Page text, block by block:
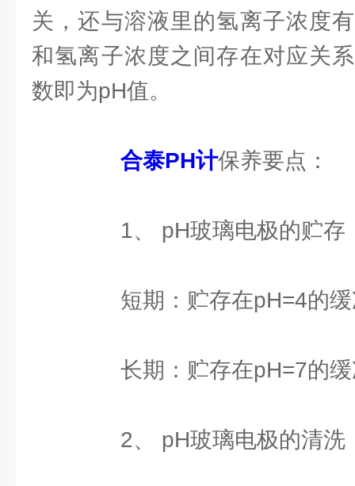
关，还与溶液里的氢离子浓度
和氢离子浓度之间存在对应关
数即为pH值。
合泰PH计保养要点：
1、 pH玻璃电极的贮存
短期：贮存在pH=4的缓
长期：贮存在pH=7的缓
2、 pH玻璃电极的清洗